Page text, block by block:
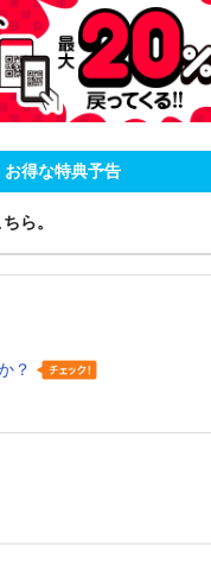
お得な特典予告
ら。
？